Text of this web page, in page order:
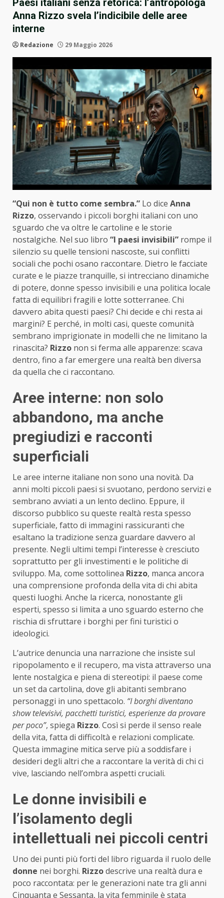
Paesi italiani senza retorica: l’antropologa
Anna Rizzo svela l’indicibile delle aree
interne
Redazione 29 Maggio 2026
“Qui non è tutto come sembra.” Lo dice Anna
Rizzo, osservando i piccoli borghi italiani con uno
sguardo che va oltre le cartoline e le storie
nostalgiche. Nel suo libro “I paesi invisibili” rompe il
silenzio su quelle tensioni nascoste, sui conflitti
sociali che pochi osano raccontare. Dietro le facciate
curate e le piazze tranquille, si intrecciano dinamiche
di potere, donne spesso invisibili e una politica locale
fatta di equilibri fragili e lotte sotterranee. Chi
davvero abita questi paesi? Chi decide e chi resta ai
margini? E perché, in molti casi, queste comunità
sembrano imprigionate in modelli che ne limitano la
rinascita? Rizzo non si ferma alle apparenze: scava
dentro, fino a far emergere una realtà ben diversa
da quella che ci raccontano.
Aree interne: non solo
abbandono, ma anche
pregiudizi e racconti
superficiali
Le aree interne italiane non sono una novità. Da
anni molti piccoli paesi si svuotano, perdono servizi e
sembrano avviati a un lento declino. Eppure, il
discorso pubblico su queste realtà resta spesso
superficiale, fatto di immagini rassicuranti che
esaltano la tradizione senza guardare davvero al
presente. Negli ultimi tempi l’interesse è cresciuto
soprattutto per gli investimenti e le politiche di
sviluppo. Ma, come sottolinea Rizzo, manca ancora
una comprensione profonda della vita di chi abita
questi luoghi. Anche la ricerca, nonostante gli
esperti, spesso si limita a uno sguardo esterno che
rischia di sfruttare i borghi per fini turistici o
ideologici.
L’autrice denuncia una narrazione che insiste sul
ripopolamento e il recupero, ma vista attraverso una
lente nostalgica e piena di stereotipi: il paese come
un set da cartolina, dove gli abitanti sembrano
personaggi in uno spettacolo. “I borghi diventano
show televisivi, pacchetti turistici, esperienze da provare
per poco”, spiega Rizzo. Così si perde il senso reale
della vita, fatta di difficoltà e relazioni complicate.
Questa immagine mitica serve più a soddisfare i
desideri degli altri che a raccontare la verità di chi ci
vive, lasciando nell’ombra aspetti cruciali.
Le donne invisibili e
l’isolamento degli
intellettuali nei piccoli centri
Uno dei punti più forti del libro riguarda il ruolo delle
donne nei borghi. Rizzodescrive una realtà dura e
poco raccontata: per le generazioni nate tra gli anni
Cinquanta e Sessanta, la vita femminile è stata